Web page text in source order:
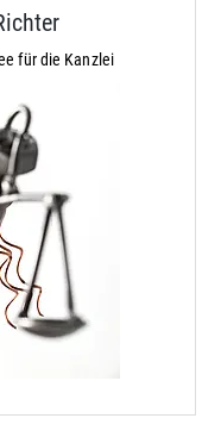
für die Kanzlei